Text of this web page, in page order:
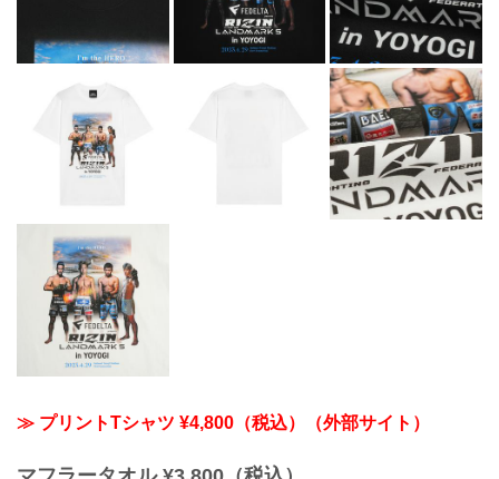
≫ プリントTシャツ ¥4,800（税込）（外部サイト）